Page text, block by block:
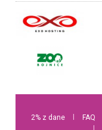
2% z dane FAQ